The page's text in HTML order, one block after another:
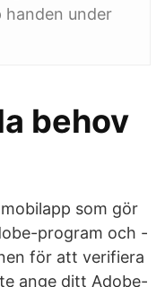
under
behov
som gör
program och -
för att verifiera
ange ditt Adobe-